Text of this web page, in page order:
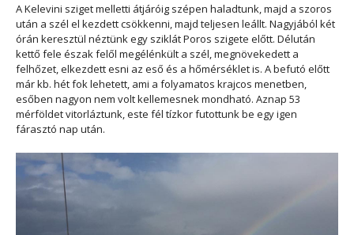
A Kelevini sziget melletti átjáróig szépen haladtunk, majd a szoros
után a szél el kezdett csökkenni, majd teljesen leállt. Nagyjából két
órán keresztül néztünk egy sziklát Poros szigete előtt. Délután
kettő fele észak felől megélénkült a szél, megnövekedett a
felhőzet, elkezdett esni az eső és a hőmérséklet is. A befutó előtt
már kb. hét fok lehetett, ami a folyamatos krajcos menetben,
esőben nagyon nem volt kellemesnek mondható. Aznap 53
mérföldet vitorláztunk, este fél tízkor futottunk be egy igen
fárasztó nap után.